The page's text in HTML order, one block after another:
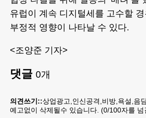
유럽이 계속 디지털세를 고수할 경
부정적 영향이 나타날 수 있다.
<조양준 기자>
댓글 0개
의견쓰기::상업광고,인신공격,비방,욕설,음
예고없이 삭제될수 있습니다. (0/100자를 넘